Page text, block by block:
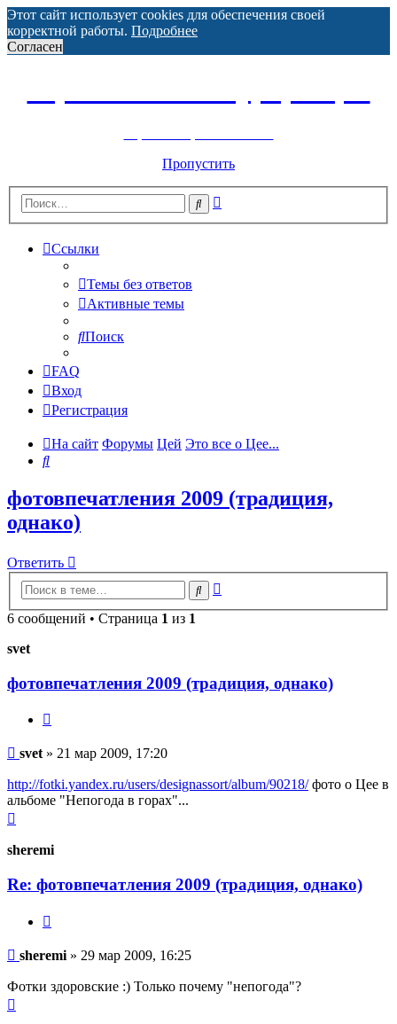
Этот сайт использует cookies для обеспечения своей
корректной работы. Подробнее
Согласен
Пропустить
Поиск
Ссылки
Темы без ответов
Активные темы
Поиск
FAQ
Вход
Регистрация
На сайт Форумы Цей Это все о Цее...
Поиск
фотовпечатления 2009 (традиция,
однако)
Ответить
Поиск
6 сообщений • Страница 1 из 1
svet
фотовпечатления 2009 (традиция, однако)
Сообщение
svet » 21 мар 2009, 17:20
http://fotki.yandex.ru/users/designassort/album/90218/фото о Цее в
альбоме "Непогода в горах"...
началу
sheremi
Re: фотовпечатления 2009 (традиция, однако)
Сообщение
sheremi » 29 мар 2009, 16:25
Фотки здоровские :) Только почему "непогода"?